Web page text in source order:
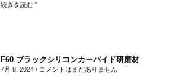
続きを読む "
F60 ブラックシリコンカーバイド研磨材
7月 8, 2024 コメントはまだありません